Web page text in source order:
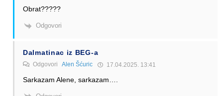
Obrat?????
Odgovori
Dalmatinac iz BEG-a
Odgovori Alen Šćuric 17.04.2025. 13:41
Sarkazam Alene, sarkazam….